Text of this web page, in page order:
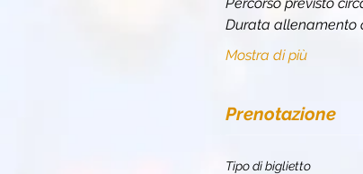
Durata allenamento
Mostra di più
Prenotazione
Tipo di biglietto